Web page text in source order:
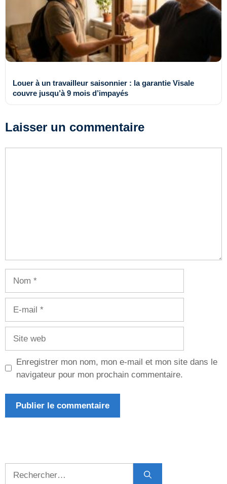
Louer à un travailleur saisonnier : la garantie Visale
couvre jusqu’à 9 mois d’impayés
Laisser un commentaire
Enregistrer mon nom, mon e-mail et mon site dans le
navigateur pour mon prochain commentaire.